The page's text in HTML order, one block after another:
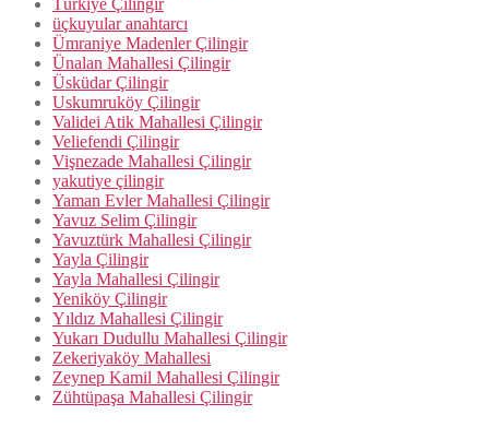
üçkuyular anahtarcı
Ümraniye Madenler Çilingir
Ünalan Mahallesi Çilingir
Üsküdar Çilingir
Uskumruköy Çilingir
Validei Atik Mahallesi Çilingir
Veliefendi Çilingir
Vişnezade Mahallesi Çilingir
yakutiye çilingir
Yaman Evler Mahallesi Çilingir
Yavuz Selim Çilingir
Yavuztürk Mahallesi Çilingir
Yayla Çilingir
Yayla Mahallesi Çilingir
Yeniköy Çilingir
Yıldız Mahallesi Çilingir
Yukarı Dudullu Mahallesi Çilingir
Zekeriyaköy Mahallesi
Zeynep Kamil Mahallesi Çilingir
Zühtüpaşa Mahallesi Çilingir